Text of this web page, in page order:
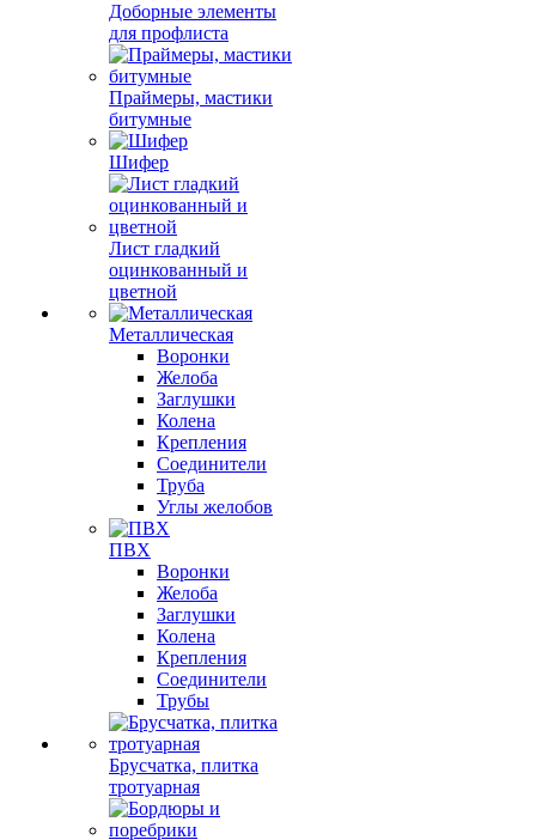
Доборные элементы
для профлиста
Праймеры, мастики
битумные
Шифер
Лист гладкий
оцинкованный и
цветной
Металлическая
Воронки
Желоба
Заглушки
Колена
Крепления
Соединители
Труба
Углы желобов
ПВХ
Воронки
Желоба
Заглушки
Колена
Крепления
Соединители
Трубы
Брусчатка, плитка
тротуарная